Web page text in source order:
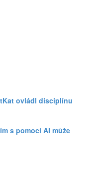
ovládl disciplínu
s pomocí AI může